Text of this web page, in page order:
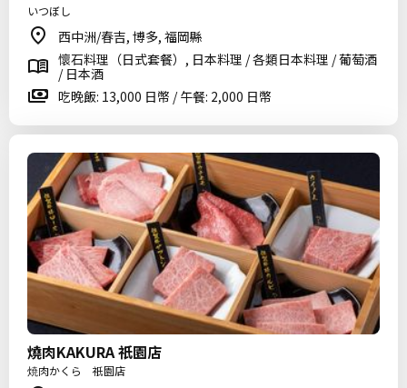
いつぼし
西中洲/春吉, 博多, 福岡縣
懷石料理（日式套餐）, 日本料理 / 各類日本料理 / 葡萄酒
/ 日本酒
吃晚飯: 13,000 日幣 / 午餐: 2,000 日幣
燒肉KAKURA 祇園店
焼肉かくら 祇園店